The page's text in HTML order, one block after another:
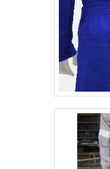
futuros para
lembrar que o
adquirido com
no segmento.
garantir a
materiais,
substituições
não
gastos
motivos para a